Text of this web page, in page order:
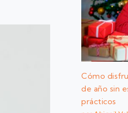
Cómo
de año sin
prácticos